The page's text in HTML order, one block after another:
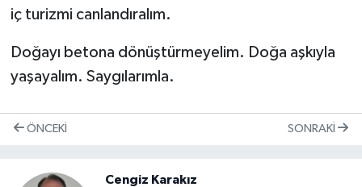
iç turizmi canlandıralım.
Doğayı betona dönüştürmeyelim. Doğa aşkıyla
yaşayalım. Saygılarımla.
ÖNCEKI SONRAKI
Cengiz Karakız